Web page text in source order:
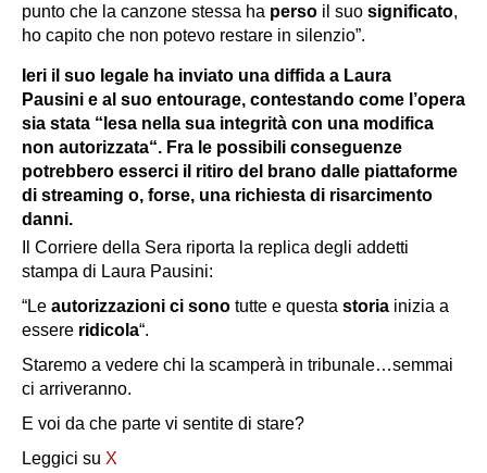
punto che la canzone stessa ha perso il suo significato,
ho capito che non potevo restare in silenzio”.
Ieri il suo legale ha inviato una diffida a Laura
Pausini e al suo entourage, contestando come l’opera
sia stata “ lesa nella sua integrità con una modifica
non autorizzata“. Fra le possibili conseguenze
potrebbero esserci il ritiro del brano dalle piattaforme
di streaming o, forse, una richiesta di risarcimento
danni.
Corriere della Sera riporta la replica degli addetti
stampa di Laura Pausini:
“Le autorizzazioni ci sono tutte e questa storia inizia a
essere ridicola“.
Staremo a vedere chi la scamperà in tribunale…semmai
ci arriveranno.
E voi da che parte vi sentite di stare?
Leggici su X